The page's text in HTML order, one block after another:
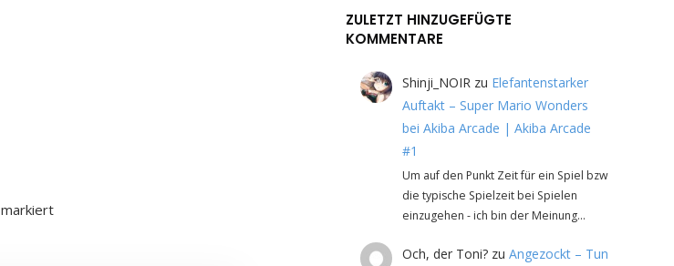
markiert
ZULETZT HINZUGEFÜGTE
KOMMENTARE
Shinji_NOIRzu Elefantenstarker
Auftakt – Super Mario Wonders
bei Akiba Arcade | Akiba Arcade
#1
Um auf den Punkt Zeit für ein Spiel bzw
die typische Spielzeit bei Spielen
einzugehen - ich bin der Meinung…
Och, der Toni?zu Angezockt – Tun